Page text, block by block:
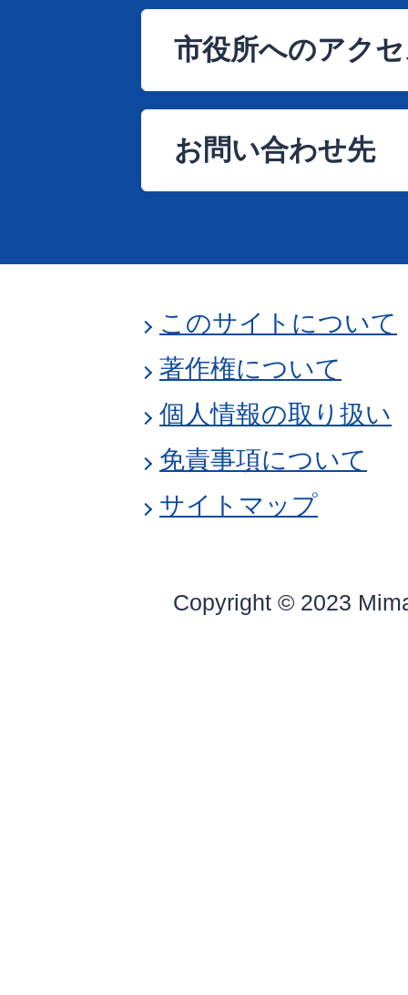
市役所へのアク
お問い合わせ先
このサイトについて
著作権について
個人情報の取り扱い
免責事項について
サイトマップ
Copyright © 2023